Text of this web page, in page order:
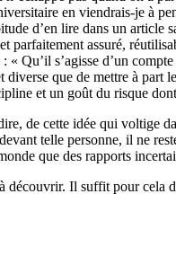
en viendrais-je à
d’en lire dans un
assuré,
Qu’il s’agisse d’un
que de mettre à
et un goût du risque
de cette idée qui voltige
telle personne, il ne
que des rapports
Il suffit pour cela